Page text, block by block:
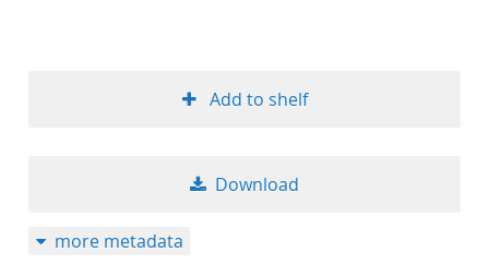
Add to shelf
Download
more metadata